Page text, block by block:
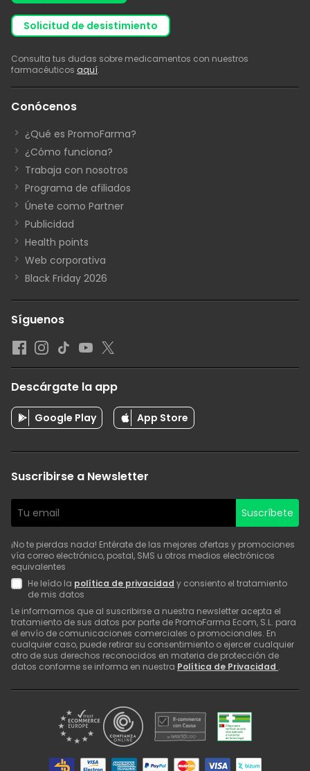
solicitud de desistimiento
Consulta tus dudas sobre medicamentos con nuestros
farmacéuticos aquí.
Conócenos
¿Qué es PromoFarma?
¿Cómo funciona?
Trabaja con nosotros
Programa de afiliados
Únete como Partner
Publicidad
Health points
Web corporativa
Black Friday 2026
Síguenos
Descárgate la app
Google Play App Store
Suscribirse a Newsletter
Suscríbete
¡No te pierdas nada! Entérate de las mejores ofertas y promociones
vía correo electrónico, postal, SMS u otros medios electrónicos
equivalentes
He leído la política de privacidad y consiento el tratamiento
de mis datos
Le informamos que al suscribirse a nuestra newsletter acepta el
tratamiento de sus datos por parte de PromoFarma Ecom, S.L. para
el envío de comunicaciones comerciales o promocionales. En
cualquier caso, puede retirar su consentimiento o ejercer cualquier
otro de sus derechos reconocidos en materia de protección de
datos conforme se informa en nuestra Política de Privacidad .